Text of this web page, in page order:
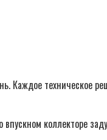
Каждое техническое
коллекторе